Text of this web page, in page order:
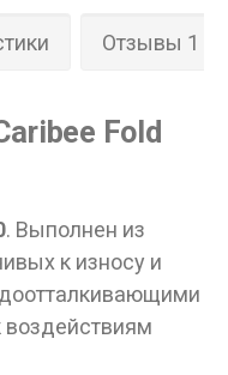
Отзывы 1
Fold
. Выполнен из
к износу и
воздействиям